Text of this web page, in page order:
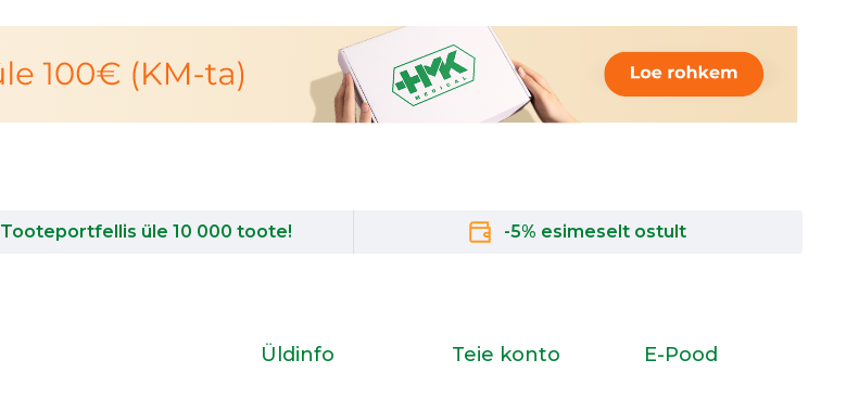
Tooteportfellis üle 10 000 toote! -5% esimeselt ostult
Üldinfo Teie konto E-Pood